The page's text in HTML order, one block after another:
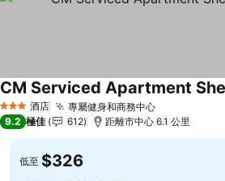
3 星級 酒店 專屬健身和商務中心
CM Serviced Apartment
9.2 極佳 612 距離市中心 6.1 公里
低至 $326